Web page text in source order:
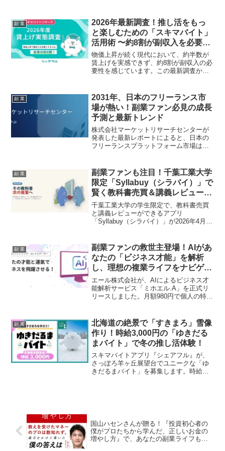
設は、スキルアップを目指し副業を視野
に入れる方々にとっても見逃せない存在
となるでしょう。
副 業
2026年最新調査！推し活をもっ
と楽しむための「スキマバイト」
活用術 〜約8割が副収入を必要と
する時代に〜
物価上昇が続く現代において、約半数が
賃上げを実感できず、約8割が副収入の必
要性を感じています。この最新調査から
い働き方について深掘りします。
副 業
2031年、日本のフリーランス市
場が熱い！副業ファン必見の成長
予測と最新トレンド
株式会社マーケットリサーチセンターが
発表した最新レポートによると、日本の
フリーランスプラットフォーム市場は
軟な働き方を求める声が高まる中、AIや
ブロックチェーンといった最新技術がフ
リーランスの「推し活」を強力にバック
アップ。あなたの副業ライフをさらに輝
かせる、最新情報と市場の動向を深掘り
します！
副 業
副業ファンも注目！千葉工業大学
限定「Syllabuy（シラバイ）」で
賢く教科書売買＆講義レビュー！
学生生活を豊かにする新アプリが
登場！
千葉工業大学の学生限定で、教科書売買
と講義レビューができるアプリ
「Syllabuy（シラバイ）」が2026年4月21
アルな講義レビューで履修計画を立てた
りと、学生生活をより豊かに、効率的に
サポートする新しいツールとして注目を
集めています。
副 業
副業ファンの救世主登場！AIがあ
なたの「ビジネス才能」を解析
し、理想の複業ライフをナビゲー
ト！
エール株式会社が、AIによるビジネス才
能解析サービス「ミホエル.A」を正式リ
リースしました。月額980円で個人の特性
あなたの副業を次のステージへと導く、
まさに「専属ビジネス戦略家」の誕生で
す！
副 業
北海道の絶景で「すきまろ」雪像
作り！時給3,000円の「ゆきだる
まバイト」で冬の推し活体験！
スキマバイトアプリ『シェアフル』が、
さっぽろ羊ヶ丘展望台でユニークな「ゆ
きだるまバイト」を募集します。時給
国山ハセンさんが贈る！『投資初心者の
僕がプロたちから学んだ、正しいお金の
増やし方』で、あなたの副業ライフも加